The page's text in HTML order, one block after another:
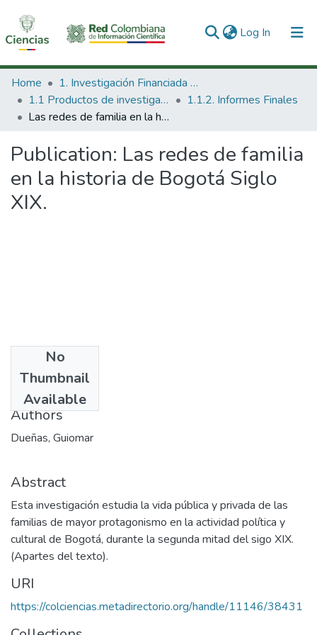
Log In (current)
Communities & Collections
All of DSpace
Home
1. Investigación Financiada con Recursos Públicos
1.1 Productos de investigación
1.1.2. Informes Finales
Las redes de familia en la historia de Bogotá Siglo XIX.
Publication: Las redes de familia
en la historia de Bogotá Siglo
XIX.
No
Thumbnail
Available
2002-08
Authors
Dueñas, Guiomar
Abstract
Esta investigación estudia la vida pública y privada de las
familias de mayor protagonismo en la actividad política y
cultural de Bogotá, durante la segunda mitad del sigo XIX.
(Apartes del texto).
URI
https://colciencias.metadirectorio.org/handle/11146/38431